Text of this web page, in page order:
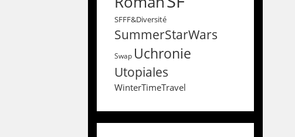
SFFF&Diversité
SummerStarWars
Swap Uchronie
Utopiales
WinterTimeTravel